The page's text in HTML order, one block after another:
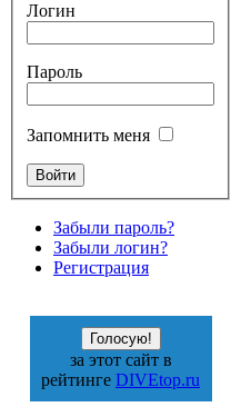
Логин
Пароль
Запомнить меня
Забыли пароль?
Забыли логин?
Регистрация
за этот сайт в
рейтинге DIVEtop.ru